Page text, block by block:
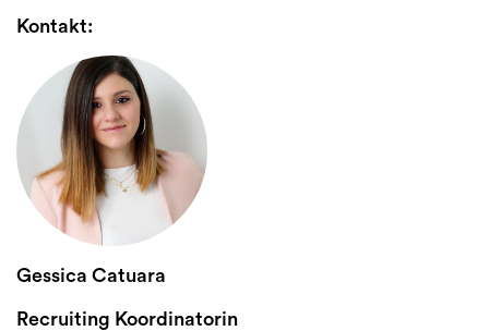
Kontakt:
Gessica Catuara
Recruiting Koordinatorin